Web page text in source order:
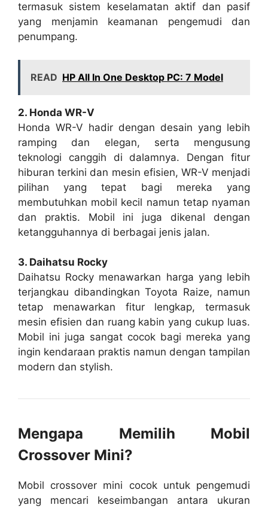
termasuk sistem keselamatan aktif dan pasif
yang menjamin keamanan pengemudi dan
penumpang.
READ HP All In One Desktop PC: 7 Model
2. Honda WR-V
Honda WR-V hadir dengan desain yang lebih
ramping dan elegan, serta mengusung
teknologi canggih di dalamnya. Dengan fitur
hiburan terkini dan mesin efisien, WR-V menjadi
pilihan yang tepat bagi mereka yang
membutuhkan mobil kecil namun tetap nyaman
dan praktis. Mobil ini juga dikenal dengan
ketangguhannya di berbagai jenis jalan.
3. Daihatsu Rocky
Daihatsu Rocky menawarkan harga yang lebih
terjangkau dibandingkan Toyota Raize, namun
tetap menawarkan fitur lengkap, termasuk
mesin efisien dan ruang kabin yang cukup luas.
Mobil ini juga sangat cocok bagi mereka yang
ingin kendaraan praktis namun dengan tampilan
modern dan stylish.
Mengapa Memilih Mobil
Crossover Mini?
Mobil crossover mini cocok untuk pengemudi
yang mencari keseimbangan antara ukuran